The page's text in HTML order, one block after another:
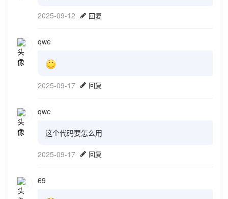
2025-09-12 回复
qwe
2025-09-17 回复
qwe
这个代码要怎么用
2025-09-17 回复
69